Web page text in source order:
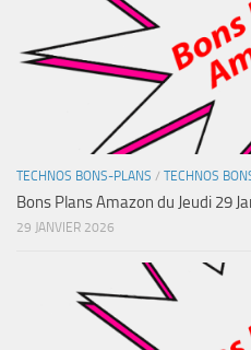
TECHNOS BONS-PLANS / TECHNOS
Bons Plans Amazon du Jeudi 29
29 JANVIER 2026